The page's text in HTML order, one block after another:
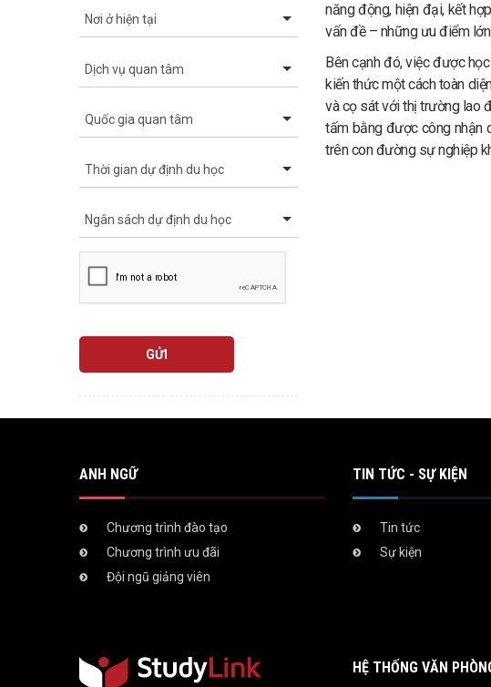
GỬI
năng động, hiện đại, kết
vấn đề – những ưu điểm
Bên cạnh đó, việc được
kiến thức một cách toàn
và cọ sát với thị trường lao
tấm bằng được công nhận
trên con đường sự nghiệp
ANH NGỮ
Chương trình đào tạo
Chương trình ưu đãi
Đội ngũ giảng viên
TIN TỨC - SỰ KIỆN
Tin tức
Sự kiện
HỆ THỐNG VĂN